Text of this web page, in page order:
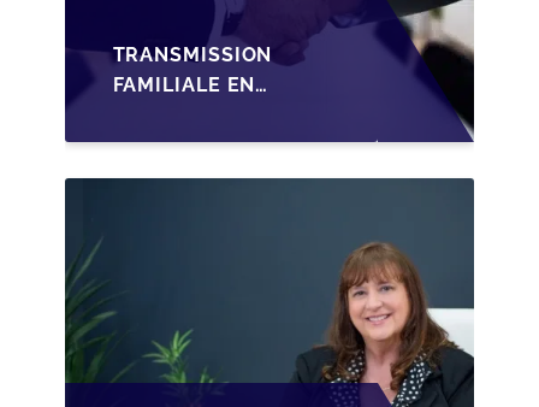
TRANSMISSION
FAMILIALE EN
STRUCTURER LA
CESSION DES PARTS